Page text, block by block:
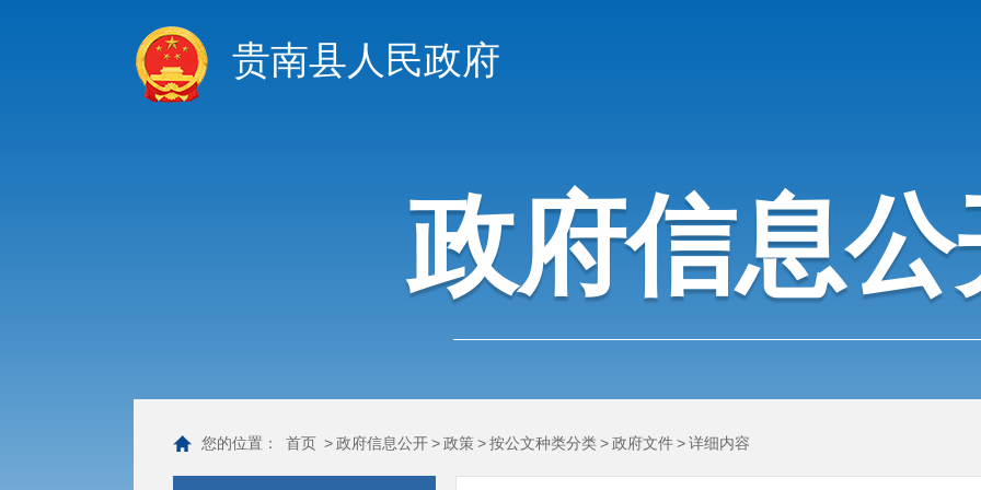
贵南县人民政府
政府信息公
您的位置： 首页 >政府信息公开>政策 >按公文种类分类>政府文件>详细内容